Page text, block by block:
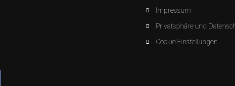
Impressum
Privatsphäre und
Cookie Einstellungen